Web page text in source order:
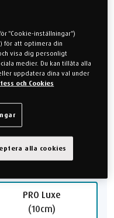
Medium
PRO Luxe
(10cm)
"Cookie-inställningar")
) för att optimera din
visa dig personligt
medier. Du kan tillåta alla
uppdatera dina val under
och Cookies
alla cookies